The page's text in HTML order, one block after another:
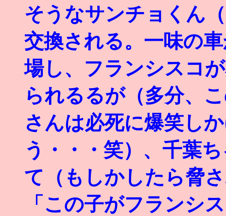
そうなサンチョくん
交換される。一味の
場し、フランシスコ
られるるが（多分、
さんは必死に爆笑し
う・・・笑）、千葉
て（もしかしたら脅
「この子がフランシ